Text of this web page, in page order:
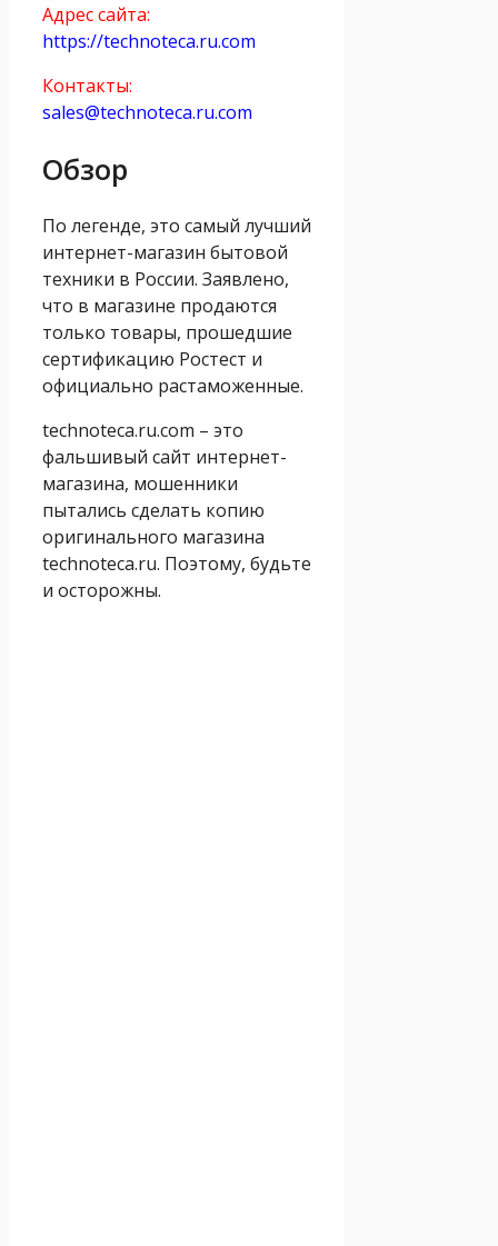
Адрес сайта:
https://technoteca.ru.com
Контакты:
sales@technoteca.ru.com
Обзор
По легенде, это самый лучший
интернет-магазин бытовой
техники в России. Заявлено,
что в магазине продаются
только товары, прошедшие
сертификацию Ростест и
официально растаможенные.
technoteca.ru.com – это
фальшивый сайт интернет-
магазина, мошенники
пытались сделать копию
оригинального магазина
technoteca.ru. Поэтому, будьте
и осторожны.